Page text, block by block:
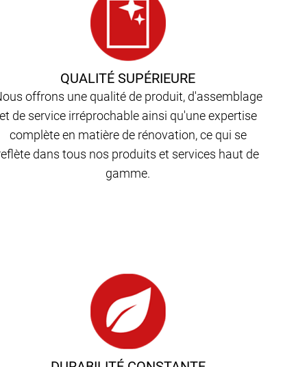
QUALITÉ SUPÉRIEURE
offrons une qualité de produit, d'assemblage
et de service irréprochable ainsi qu'une expertise
complète en matière de rénovation, ce qui se
dans tous nos produits et services haut de
gamme.